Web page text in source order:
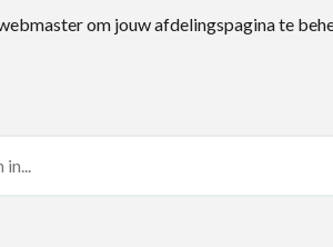
om jouw afdelingspagina te